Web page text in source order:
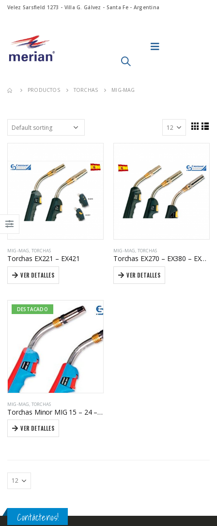
Velez Sarsfield 1273 - Villa G. Gálvez - Santa Fe - Argentina
PRODUCTOS TORCHAS MIG-MAG
MIG-MAG, TORCHAS
Torchas EX221 – EX421
VER DETALLES
MIG-MAG, TORCHAS
Torchas EX270 – EX380 – EX480
VER DETALLES
DESTACADO
MIG-MAG, TORCHAS
Torchas Minor MIG 15 – 24 – 36 – 501
VER DETALLES
Contáctenos!